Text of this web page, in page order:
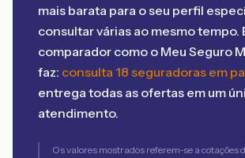
mais barata para o seu perfil
consultar várias ao mesmo tempo.
comparador como o Meu Seguro
faz: consulta 18 seguradoras em
entrega todas as ofertas em um
atendimento.
Os valores mostrados referem-se a cotações